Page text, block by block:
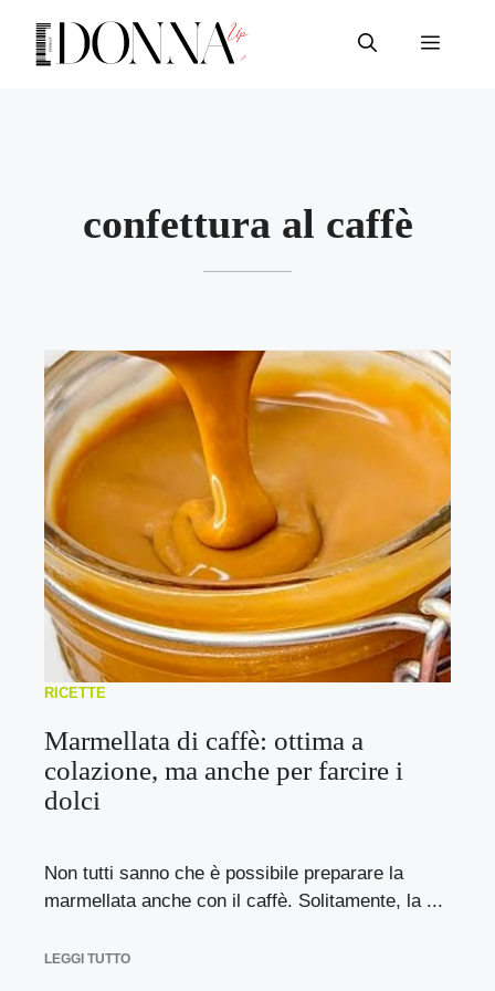
contenuto
Menu
confettura al caffè
RICETTE
Marmellata di caffè: ottima a
colazione, ma anche per farcire i
dolci
Non tutti sanno che è possibile preparare la
marmellata anche con il caffè. Solitamente, la ...
LEGGI TUTTO